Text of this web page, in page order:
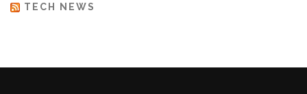
TECH NEWS